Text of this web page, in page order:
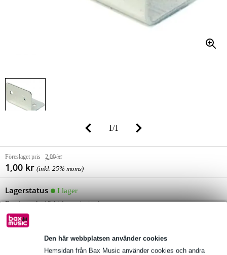
Den här webbplatsen använder cookies
Hemsidan från Bax Music använder cookies och andra
1/1
Föreslaget pris 2,00 kr
1,00 kr (inkl. 25% moms)
Lagerstatus
I lager
Fortfarande 124 i lager i vårt lager
(och fortfarande 10216 i lager hos leverantör)
10% EXTRA RABATT MED
KOD: EXTRA10